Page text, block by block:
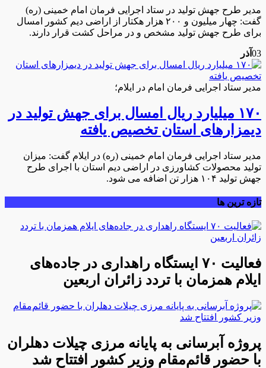
مدیر طرح جهش تولید در ستاد اجرایی فرمان امام خمینی (ره)
گفت: چهار میلیون و ۲۰۰ هزار هکتار از اراضی دیم کشور امسال
برای طرح جهش تولید مشخص و در مراحل کشت قرار دارند.
03 آذر
مدیر ستاد اجرایی فرمان امام در ایلام؛
۱۷۰ میلیارد ریال امسال برای جهش تولید در
دیمزارهای استان تخصیص یافته
مدیر ستاد اجرایی فرمان امام خمینی (ره) در ایلام گفت: میزان
تولید محصولات کشاورزی در اراضی دیم استان با اجرای طرح
جهش تولید ۱۰۴ هزار تن اضافه می شود.
تازه ترین ها
فعالیت ۷۰ ایستگاه راهداری در جاده‌های
ایلام همزمان با تردد زائران اربعین
پروژه آبرسانی به پایانه مرزی چیلات دهلران
با حضور قائم‌مقام وزیر کشور افتتاح شد